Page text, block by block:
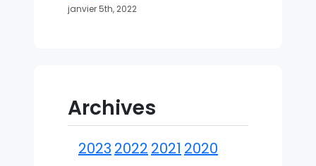
janvier 5th, 2022
Archives
2023 2022 2021 2020